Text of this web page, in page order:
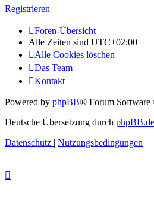
Registrieren
Foren-Übersicht
Alle Zeiten sind UTC+02:00
Alle Cookies löschen
Das Team
Kontakt
Powered by phpBB® Forum
Deutsche Übersetzung durch phpBB.de
Datenschutz | Nutzungsbedingungen